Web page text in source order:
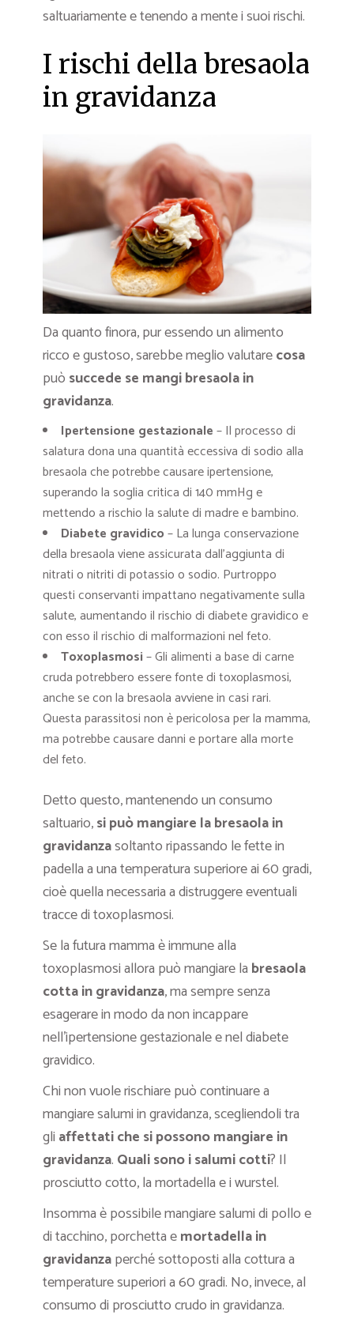
saltuariamente e tenendo a mente i suoi rischi.
I rischi della bresaola
in gravidanza
Da quanto finora, pur essendo un alimento
ricco e gustoso, sarebbe meglio valutarecosa
può succede se mangi bresaola in
gravidanza.
Ipertensione gestazionale– Il processo di
salatura dona una quantità eccessiva di sodio alla
bresaola che potrebbe causare ipertensione,
superando la soglia critica di 140 mmHg e
mettendo a rischio la salute di madre e bambino.
Diabete gravidico– La lunga conservazione
della bresaola viene assicurata dall’aggiunta di
nitrati o nitriti di potassio o sodio. Purtroppo
questi conservanti impattano negativamente sulla
salute, aumentando il rischio di diabete gravidico e
con esso il rischio di malformazioni nel feto.
Toxoplasmosi– Gli alimenti a base di carne
cruda potrebbero essere fonte di toxoplasmosi,
anche se con la bresaola avviene in casi rari.
Questa parassitosi non è pericolosa per la mamma,
ma potrebbe causare danni e portare alla morte
del feto.
Detto questo, mantenendo un consumo
saltuario,si può mangiare la bresaola in
gravidanzasoltanto ripassando le fette in
padella a una temperatura superiore ai 60 gradi,
cioè quella necessaria a distruggere eventuali
tracce di toxoplasmosi.
Se la futura mamma è immune alla
toxoplasmosi allora può mangiare la bresaola
cotta in gravidanza, ma sempre senza
esagerare in modo da non incappare
nell’ipertensione gestazionale e nel diabete
gravidico.
Chi non vuole rischiare può continuare a
mangiare salumi in gravidanza, scegliendoli tra
gli affettati che si possono mangiare in
gravidanza. Quali sono i salumi cotti? Il
prosciutto cotto, la mortadella e i wurstel.
Insomma è possibile mangiare salumi di pollo e
di tacchino, porchetta emortadella in
gravidanzaperché sottoposti alla cottura a
temperature superiori a 60 gradi. No, invece, al
consumo di prosciutto crudo in gravidanza.